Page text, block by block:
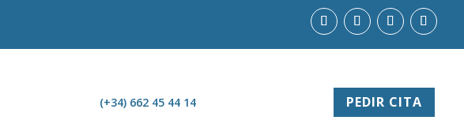
(+34) 662 45 44 14 PEDIR CITA